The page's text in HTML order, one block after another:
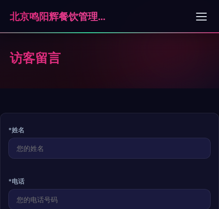
北京鸣阳辉餐饮管理有限公司
访客留言
*姓名
*电话